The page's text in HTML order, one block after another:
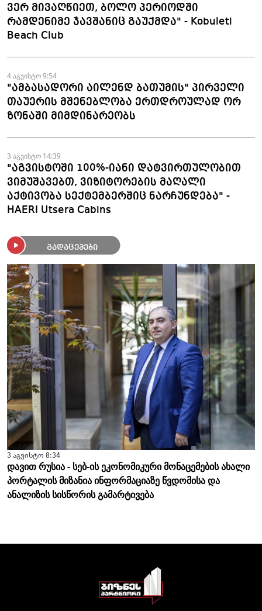
ვერ მივაღწიეთ, ბოლო პერიოდში
რამდენიმე ჯავშანიც გაუქმდა" - Kobuleti
Beach Club
4 აგვისტო 9:54
"ამბასადორი აილენდ ბათუმის" პირველი
თაუერის მშენებლობა ერთდროულად ორ
ზონაში მიმდინარეობს
3 აგვისტო 14:39
"აგვისტოში 100%-იანი დატვირთულობით
ვიმუშავებთ, ვიზიტორების მაღალი
აქტივობა სექტემბერშიც ნარჩუნდება" -
HAERI Utsera Cabins
გადაცემები
3 აგვისტო 8:34
დავით რუსია - სებ-ის ეკონომიკური მონაცემების ახალი
პორტალის მიზანია ინფორმაციაზე წვდომისა და
ანალიზის სისწორის გამარტივება